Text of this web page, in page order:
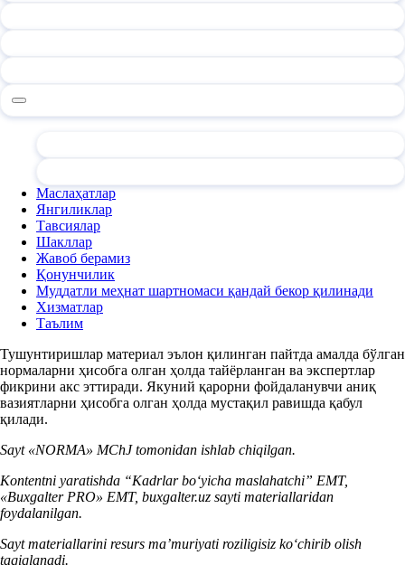
Маслаҳатлар
Янгиликлар
Тавсиялар
Шакллар
Жавоб берамиз
Қонунчилик
Муддатли меҳнат шартномаси қандай бекор қилинади
Хизматлар
Таълим
Тушунтиришлар материал эълон қилинган пайтда амалда бўлган
нормаларни ҳисобга олган ҳолда тайёрланган ва экспертлар
фикрини акс эттиради. Якуний қарорни фойдаланувчи аниқ
вазиятларни ҳисобга олган ҳолда мустақил равишда қабул
қилади.
Sayt «NORMA» MChJ tomonidan ishlab chiqilgan.
Kontentni yaratishda “Kadrlar boʻyicha maslahatchi” EMT,
«Buxgalter PRO» EMT, buxgalter.uz sayti materiallaridan
foydalanilgan.
Sayt materiallarini resurs ma’muriyati roziligisiz koʻchirib olish
taqiqlanadi.